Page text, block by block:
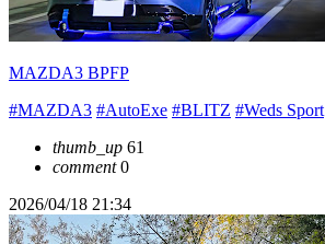
MAZDA3 BPFP
#MAZDA3 #AutoExe #BLITZ #Weds Sport
thumb_up 61
comment0
2026/04/18 21:34